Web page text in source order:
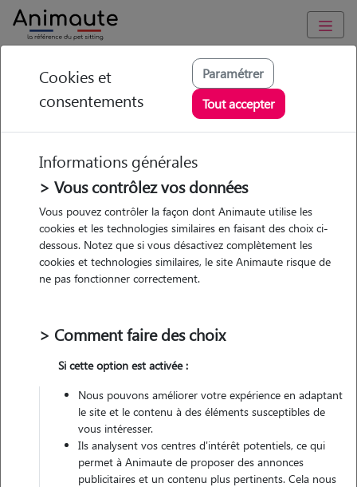
Animaute Centre-Val-de-Loire Loiret /Orléans
Lise - Petsitter à
ORLEANS
5/5 (2 avis)
• 35 ans
chez le Pet Sitter
Pas d'animaux Appartement
Véhiculé
Gardes réalisées
Cookies et
consentements
Paramétrer
Tout accepter
Informations générales
> Vous contrôlez vos données
Vous pouvez contrôler la façon dont Animaute utilise les
cookies et les technologies similaires en faisant des choix ci-
dessous. Notez que si vous désactivez complètement les
cookies et technologies similaires, le site Animaute risque de
ne pas fonctionner correctement.
> Comment faire des choix
Si cette option est activée :
Nous pouvons améliorer votre expérience en adaptant
le site et le contenu à des éléments susceptibles de
vous intéresser.
Ils analysent vos centres d'intérêt potentiels, ce qui
permet à Animaute de proposer des annonces
publicitaires et un contenu plus pertinents. Cela nous